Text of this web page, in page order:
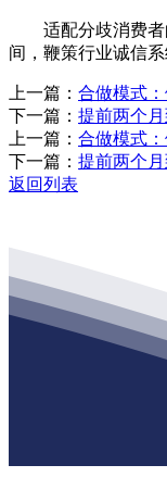
适配分歧消费者的
间，鞭策行业诚信
上一篇： 合做模式
下一篇： 提前两个
上一篇： 合做模式
下一篇： 提前两个
返回列表